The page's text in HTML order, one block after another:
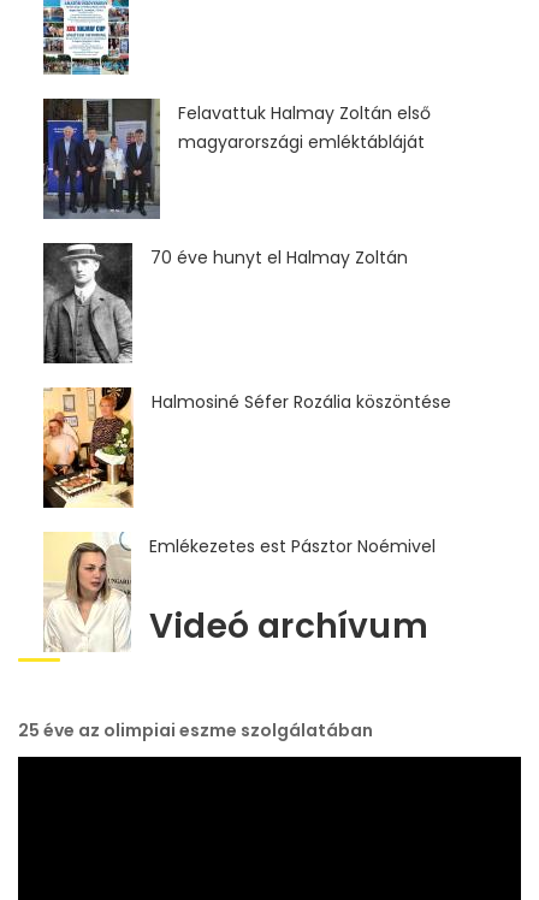
Felavattuk Halmay Zoltán első
magyarországi emléktábláját
70 éve hunyt el Halmay Zoltán
Halmosiné Séfer Rozália köszöntése
Emlékezetes est Pásztor Noémivel
Videó archívum
25 éve az olimpiai eszme szolgálatában